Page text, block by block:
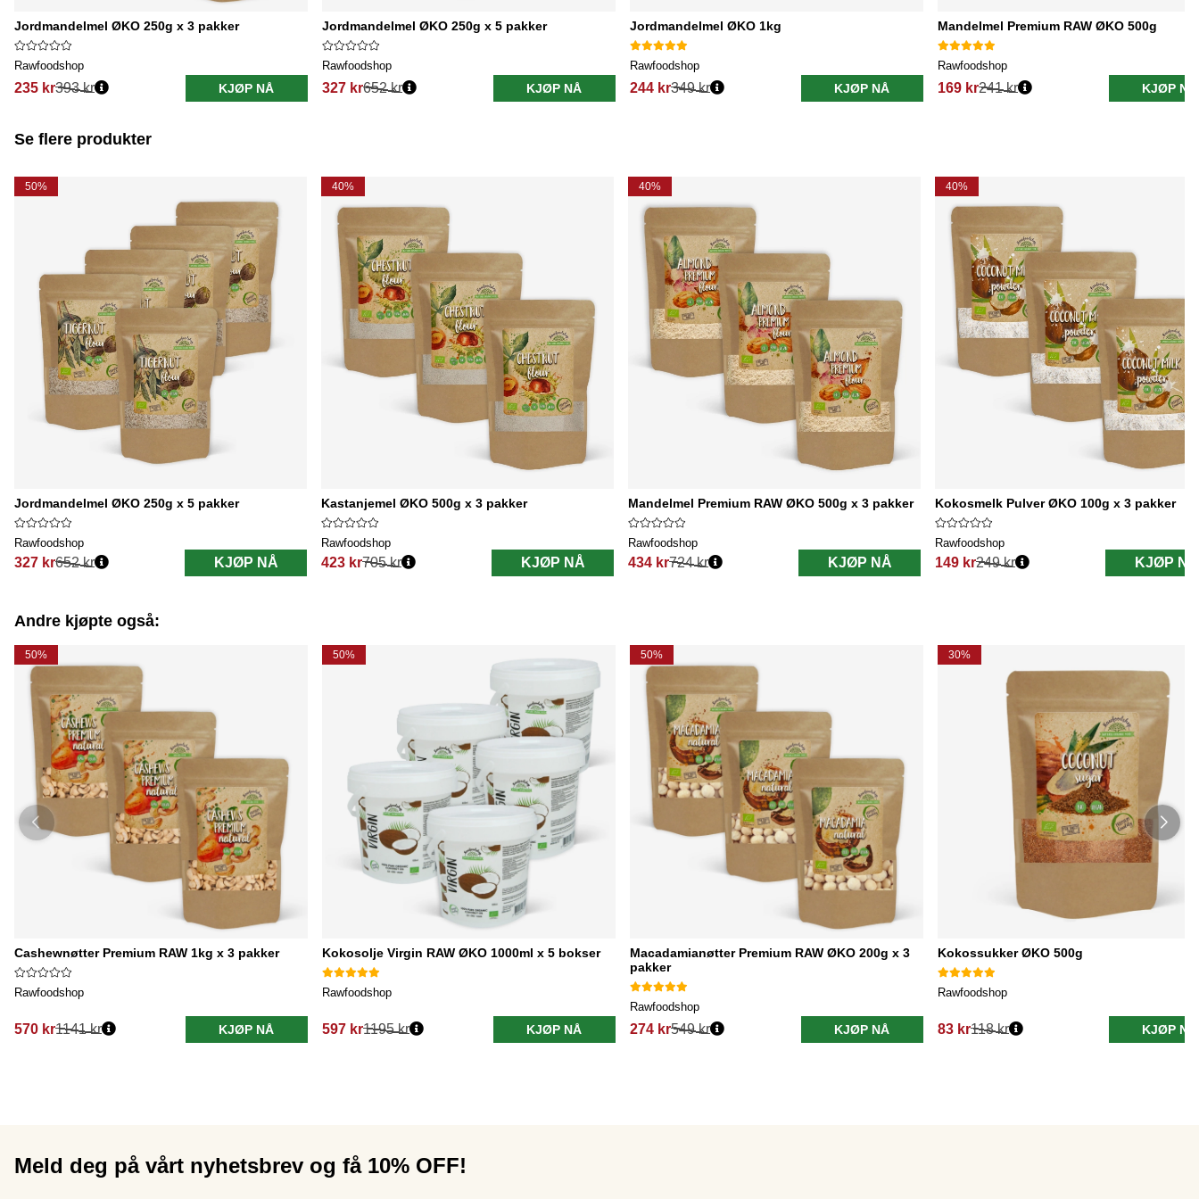
Jordmandelmel ØKO 250g x 3 pakker
Rawfoodshop
235 kr393 kr KJØP NÅ
Jordmandelmel ØKO 250g x 5 pakker
Rawfoodshop
327 kr652 kr KJØP NÅ
Jordmandelmel ØKO 1kg
Rawfoodshop
244 kr349 kr KJØP NÅ
Mandelmel Premium RAW ØKO 500g
Rawfoodshop
169 kr241 kr KJØP NÅ
Se flere produkter
50%
Jordmandelmel ØKO 250g x 5 pakker
Rawfoodshop
327 kr
Vanlig pris:
652 kr KJØP NÅ
40%
Kastanjemel ØKO 500g x 3 pakker
Rawfoodshop
423 kr
Vanlig pris:
705 kr KJØP NÅ
40%
Mandelmel Premium RAW ØKO 500g x 3 pakker
Rawfoodshop
434 kr
Vanlig pris:
724 kr KJØP NÅ
40%
Kokosmelk Pulver ØKO 100g x 3 pakker
Rawfoodshop
149 kr
Vanlig pris:
249 kr KJØP NÅ
Andre kjøpte også:
50%
Cashewnøtter Premium RAW 1kg x 3 pakker
Rawfoodshop
570 kr1141 kr KJØP NÅ
50%
Kokosolje Virgin RAW ØKO 1000ml x 5 bokser
Rawfoodshop
597 kr1195 kr KJØP NÅ
50%
Macadamianøtter Premium RAW ØKO 200g x 3
pakker
Rawfoodshop
274 kr549 kr KJØP NÅ
30%
Kokossukker ØKO 500g
Rawfoodshop
83 kr118 kr KJØP NÅ
Meld deg på vårt nyhetsbrev og få 10% OFF!